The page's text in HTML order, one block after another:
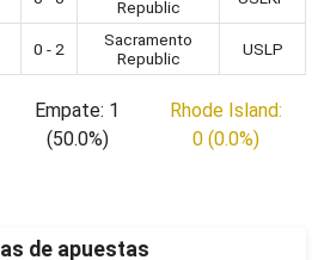
Republic
0 - 2
Sacramento
Republic
USLP
Empate: 1
(50.0%)
Rhode Island:
0 (0.0%)
de apuestas